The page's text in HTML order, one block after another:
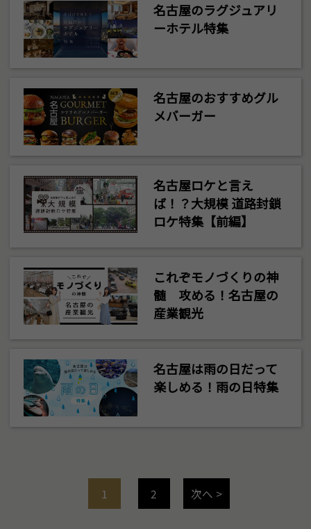
名古屋のラグジュアリ
ーホテル特集
名古屋のおすすめグル
メバーガー
名古屋ロケと言え
ば！？大規模 道路封鎖
ロケ特集【前編】
これぞモノづくりの神
髄 攻める！名古屋の
産業観光
名古屋は雨の日だって
楽しめる！雨の日特集
1 2 次へ >